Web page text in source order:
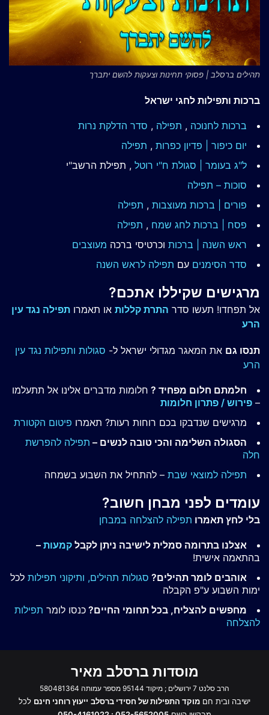
תהילים ברסלב | פסוקי תחינות וצעקות להשם יתברך
ברכות ותפילות לחגי ישראל
ברכות לחנוכה , תפילה , סדר הדלקת נרות
יום כיפור | פדיון כפרות , תפילה
ל"ג בעומר | סגולת ח"י רוטל , תפילת הרשב"י
סוכות – תפילה
פורים | ברכות מעוצבות , תפילה
פסח | ברכות לחג שמח , תפילה
ראש השנה | ברכות וכרטיסי ברכה מעוצבים
סדר הסימנים עם תפילה לראש השנה
מרגישים שקיללו אתכם?
אל תפחדו! תעשו סדר התרת קללות או תאמרו תפילה נגד עין
הרע
תנסו גם את המאגר מגדולי ישראל ל- סגולות ותפילות נגד עין
הרע
חלמתם חלום מפחיד ? חלומות מדברים אלינו אל תתעלמו
– פירוש / פתרון חלומות
מרגישים שנדבקו בכם רוחות רעות? תאמרו פיטום הקטורת
הסגולה השלימה והכי טובה לנשים – תפילה להפרשת
חלה
תפילה למוצאי שבת – להתחיל את השבוע בשמחה
עומדים לפני מבחן חשוב?
בלי לחץ תאמרו תפילה להצלחה במבחן
אצלנו בתרומה סמלית לישיבה ניתן לקבל קמעות –
בהתאמה אישית!
אוהבים לומר תהילים? סגולות תהילים, ותיקוני תפילות לכל
ימות השבוע ע"פ הקבלה
מחפשים להצליח, בכל תחומי החיים? כנסו לומר תפילות
להצלחה
מוסדות ברסלב מאיר
הרב סלנט 7 ירושלים ; מיקוד 95144 מספר עמותה 580481364
ישיבה ובית חם מוקד התפילות של חסידי ברסלב ייעוץ רוחני חינם לכל